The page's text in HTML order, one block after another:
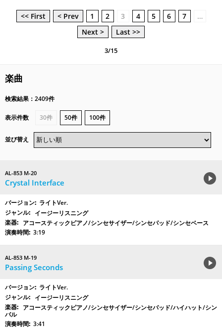
<< First < Prev 1 2 3 4 5 6 7
…
Next >
Last >>
3/15
楽曲
検索結果：2409件
表示件数 30件 50件 100件
並び替え
AL-853 M-20
Crystal Interface
ライトVer.
イージーリスニング
アコースティックピアノ/シンセサイザー/シンセパッド/シンセベース
3:19
AL-853 M-19
Passing Seconds
ライトVer.
イージーリスニング
アコースティックピアノ/シンセサイザー/シンセパッド/ハイハット/シン
バル
3:41